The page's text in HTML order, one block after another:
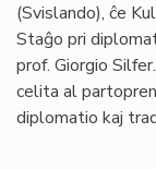
(Svislando), ĉe
Staĝo pri
prof. Giorgio
celita al
diplomatio kaj